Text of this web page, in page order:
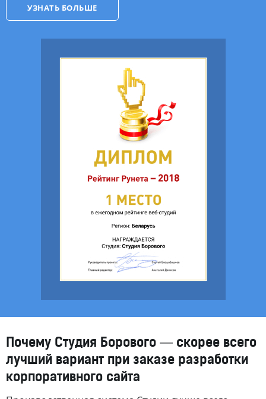
УЗНАТЬ БОЛЬШЕ
Почему Студия Борового — скорее всего
лучший вариант при заказе разработки
корпоративного сайта